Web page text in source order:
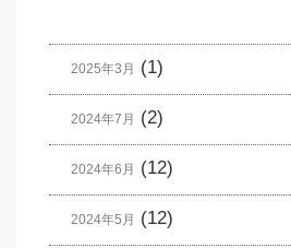
2025年3月 (1)
2024年7月 (2)
2024年6月 (12)
2024年5月 (12)